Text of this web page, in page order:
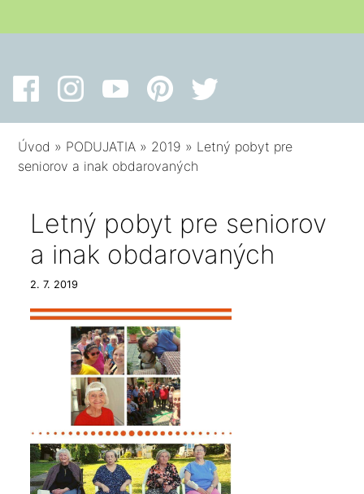
Úvod » PODUJATIA » 2019 » Letný pobyt pre
seniorov a inak obdarovaných
Letný pobyt pre seniorov
a inak obdarovaných
2. 7. 2019